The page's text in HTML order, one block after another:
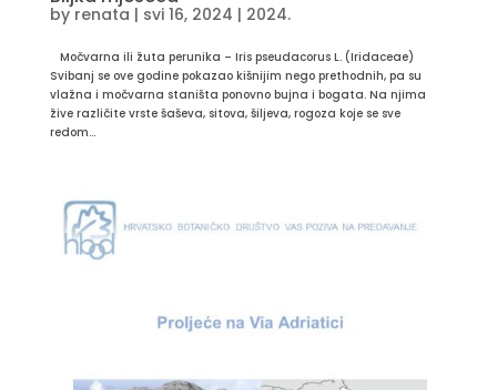
byrenata | svi 16, 2024 | 2024.
Močvarna ili žuta perunika – Iris pseudacorus L. (Iridaceae)
Svibanj se ove godine pokazao kišnijim nego prethodnih, pa su
vlažna i močvarna staništa ponovno bujna i bogata. Na njima
žive različite vrste šaševa, sitova, šiljeva, rogoza koje se sve
redom...